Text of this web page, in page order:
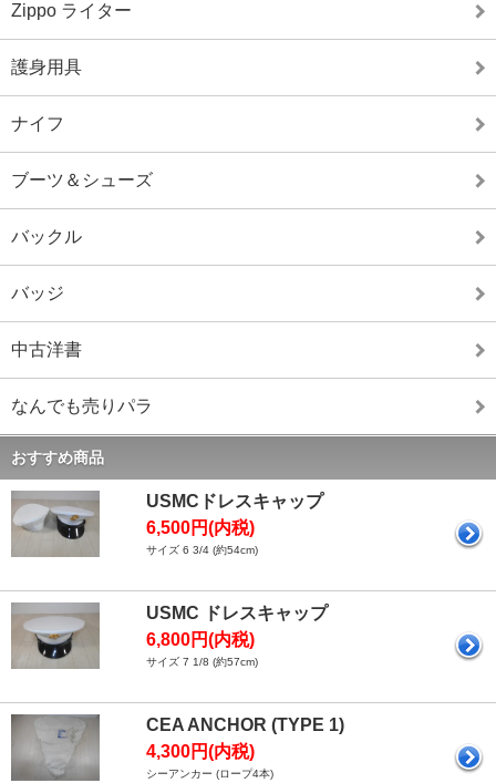
Zippo ライター
護身用具
ナイフ
ブーツ＆シューズ
バックル
バッジ
中古洋書
なんでも売りパラ
おすすめ商品
USMCドレスキャップ
6,500円(内税)
サイズ 6 3/4 (約54cm)
USMC ドレスキャップ
6,800円(内税)
サイズ 7 1/8 (約57cm)
CEA ANCHOR (TYPE 1)
4,300円(内税)
シーアンカー (ロープ4本)